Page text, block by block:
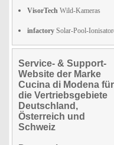
VisorTech Wild-Kameras
infactory Solar-Pool-
Service- & Support-
Website der Marke
Cucina di Modena für
die Vertriebsgebiete
Deutschland,
Österreich und
Schweiz